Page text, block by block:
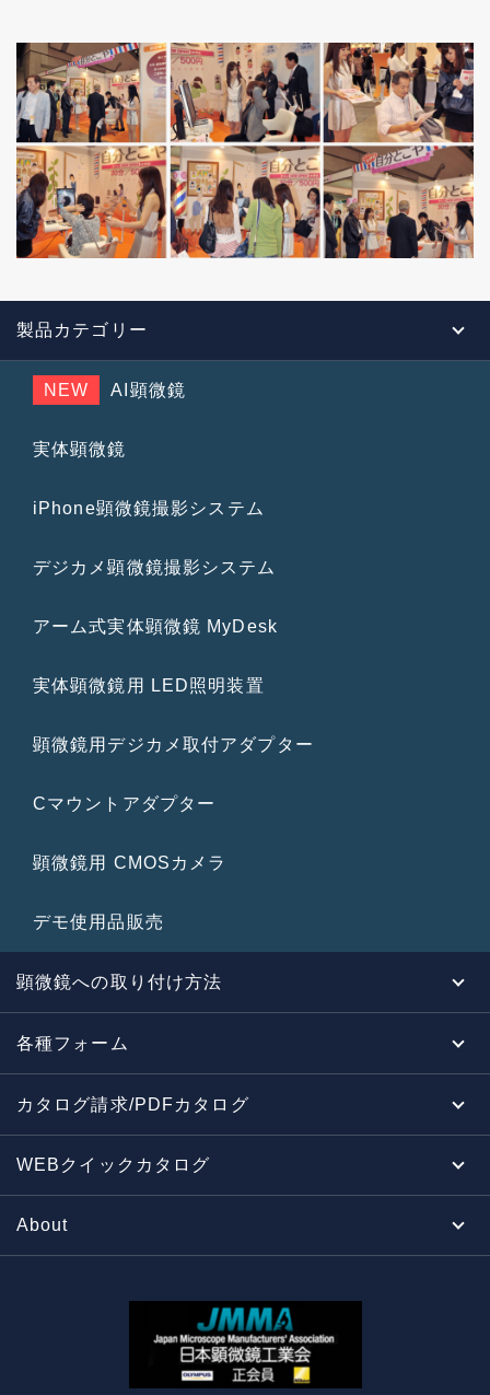
製品カテゴリー
NEW AI顕微鏡
実体顕微鏡
iPhone顕微鏡撮影システム
デジカメ顕微鏡撮影システム
アーム式実体顕微鏡 MyDesk
実体顕微鏡用 LED照明装置
顕微鏡用デジカメ取付アダプター
Cマウントアダプター
顕微鏡用 CMOSカメラ
デモ使用品販売
顕微鏡への取り付け方法
各種フォーム
カタログ請求/PDFカタログ
WEBクイックカタログ
About